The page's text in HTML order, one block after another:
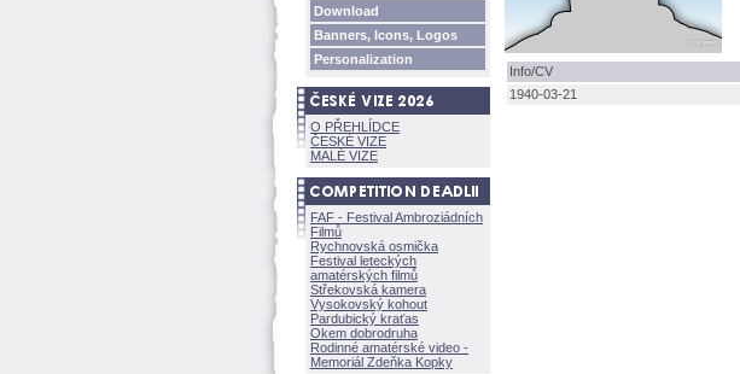
Download
Banners, Icons, Logos
Personalization
O PŘEHLÍDCE
ČESKÉ VIZE
MALÉ VIZE
FAF - Festival Ambroziádních
Filmů
Rychnovská osmička
Festival leteckých
amatérských filmů
Střekovská kamera
Vysokovský kohout
Pardubický kraťas
Okem dobrodruha
Rodinné amatérské video -
Memoriál Zdeňka Kopky
Info/CV
1940-03-21